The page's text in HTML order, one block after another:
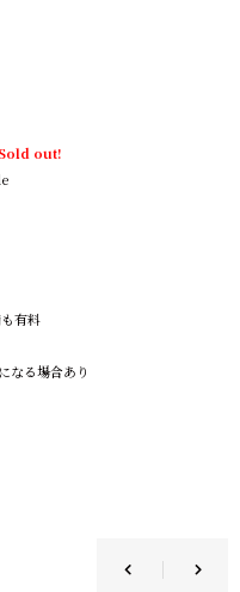
Sold out!
有料
なる場合あり